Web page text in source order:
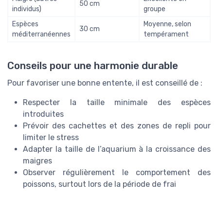
individus)
50 cm
groupe
Espèces
méditerranéennes
30 cm
Moyenne, selon
tempérament
Conseils pour une harmonie durable
Pour favoriser une bonne entente, il est conseillé de :
Respecter la taille minimale des espèces
introduites
Prévoir des cachettes et des zones de repli pour
limiter le stress
Adapter la taille de l’aquarium à la croissance des
maigres
Observer régulièrement le comportement des
poissons, surtout lors de la période de frai